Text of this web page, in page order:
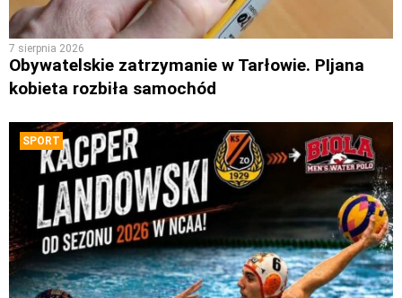
7 sierpnia 2026
Obywatelskie zatrzymanie w Tarłowie. PIjana
kobieta rozbiła samochód
SPORT